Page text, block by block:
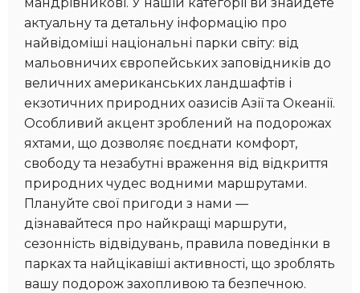
актуальну та детальну інформацію про
найвідоміші національні парки світу: від
мальовничих європейських заповідників до
величних американських ландшафтів і
екзотичних природних оазисів Азії та Океанії.
Особливий акцент зроблений на подорожах
яхтами, що дозволяє поєднати комфорт,
свободу та незабутні враження від відкриття
природних чудес водними маршрутами.
Плануйте свої пригоди з нами —
дізнавайтеся про найкращі маршрути,
сезонність відвідувань, правила поведінки в
парках та найцікавіші активності, що зроблять
вашу подорож захопливою та безпечною.